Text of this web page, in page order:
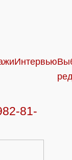
Интервью
81-